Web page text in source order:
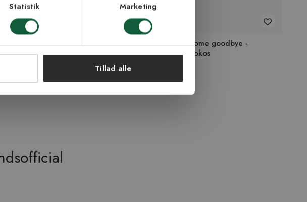
Statistik Marketing
Tillad alle
Gently hvid - dobbelt langhåret
fåreskind
Impala Welcome goodbye -
dørmåtte i kokos